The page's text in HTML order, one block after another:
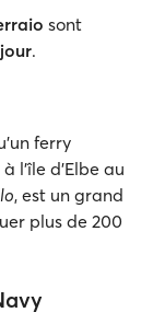
sont
.
ferry
l’île d’Elbe au
, est un grand
plus de 200